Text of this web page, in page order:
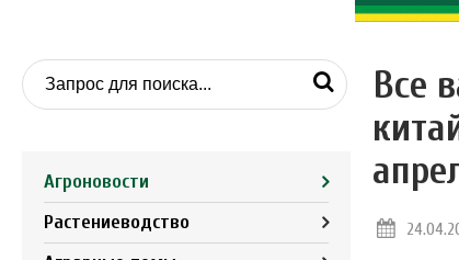
Агроновости
Растениеводство
Все